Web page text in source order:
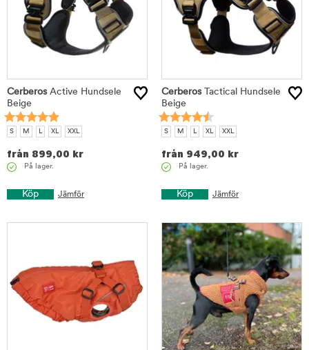
CerberosActive Hundsele
Beige
S M L XL XXL
från 899,00 kr
På lager.
Köp Jämför
CerberosTactical Hundsele
Beige
S M L XL XXL
från 949,00 kr
På lager.
Köp Jämför